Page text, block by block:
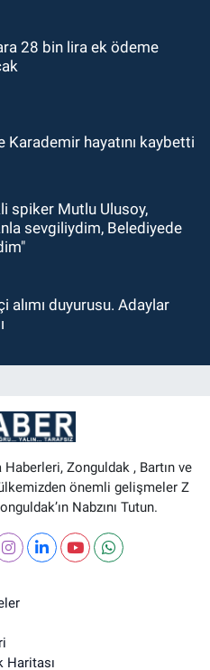
28 bin lira ek ödeme
Karademir hayatını kaybetti
spiker Mutlu Ulusoy,
sevgiliydim, Belediyede
alımı duyurusu. Adaylar
Zonguldak , Bartın ve
önemli gelişmeler Z
Nabzını Tutun.
Haritası